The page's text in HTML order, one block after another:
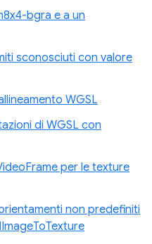
bgra e a un
sconosciuti con valore
WGSL
di WGSL con
per le texture
non predefiniti